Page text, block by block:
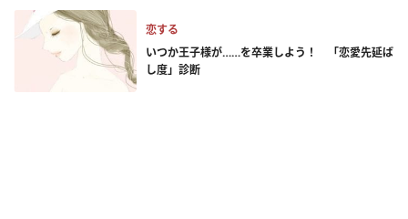
恋する
いつか王子様が……を卒業しよう！ 「恋愛先延ば
し度」診断